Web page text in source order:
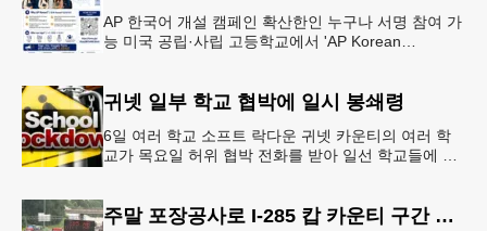
AP 한국어 개설 캠페인 확산한인 누구나 서명 참여 가
능 미국 공립·사립 고등학교에서 'AP Korean
귀넷 일부 학교 협박에 일시 봉쇄령
6일 여러 학교 소프트 락다운 귀넷 카운티의 여러 학
교가 목요일 허위 협박 전화를 받아 일선 학교들에 일
주말 포장공사로 I-285 캅 카운티 구간 통행금지